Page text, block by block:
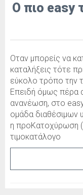
Ο πιο easy
Οταν μπορείς να
καταλήξεις τότε
εύκολο τρόπο την
Επειδή όμως πέρα
ανανέωση, στο
ομάδα διαθέσιμων
η προΚατοχύρωση
τιμοκατάλογο